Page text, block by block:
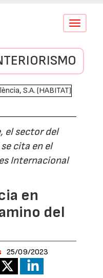
Conmutar
el sector del
cita en el
Internacional
en
del
25/09/2023